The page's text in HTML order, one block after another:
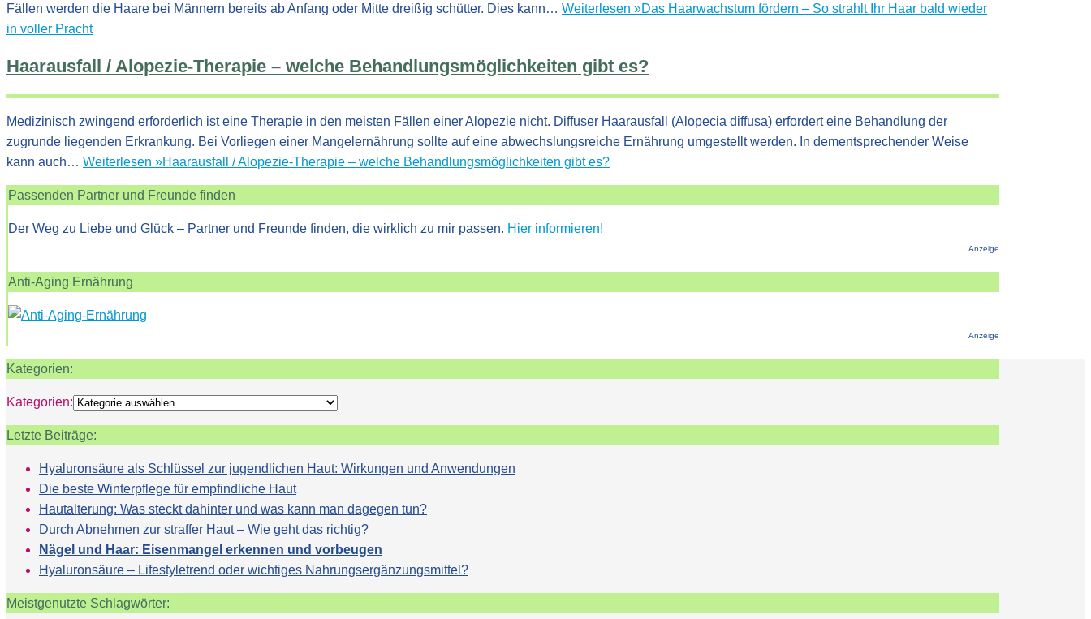
Fällen werden die Haare bei Männern bereits ab Anfang oder Mitte dreißig schütter. Dies kann… Weiterlesen »Das Haarwachstum fördern – So strahlt Ihr Haar bald wieder
in voller Pracht
Haarausfall / Alopezie-Therapie – welche Behandlungsmöglichkeiten gibt es?
Medizinisch zwingend erforderlich ist eine Therapie in den meisten Fällen einer Alopezie nicht. Diffuser Haarausfall (Alopecia diffusa) erfordert eine Behandlung der
zugrunde liegenden Erkrankung. Bei Vorliegen einer Mangelernährung sollte auf eine abwechslungsreiche Ernährung umgestellt werden. In dementsprechender Weise
kann auch… Weiterlesen »Haarausfall / Alopezie-Therapie – welche Behandlungsmöglichkeiten gibt es?
Passenden Partner und Freunde finden
Der Weg zu Liebe und Glück – Partner und Freunde finden, die wirklich zu mir passen. Hier informieren!
Anzeige
Anti-Aging Ernährung
Anzeige
Kategorien:
Kategorien:
Letzte Beiträge:
Hyaluronsäure als Schlüssel zur jugendlichen Haut: Wirkungen und Anwendungen
Die beste Winterpflege für empfindliche Haut
Hautalterung: Was steckt dahinter und was kann man dagegen tun?
Durch Abnehmen zur straffer Haut – Wie geht das richtig?
Nägel und Haar: Eisenmangel erkennen und vorbeugen
Hyaluronsäure – Lifestyletrend oder wichtiges Nahrungsergänzungsmittel?
Meistgenutzte Schlagwörter: